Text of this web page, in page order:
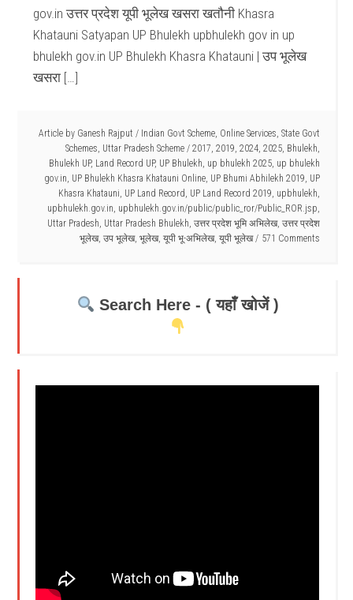
gov.in उत्तर प्रदेश यूपी भूलेख खसरा खतौनी Khasra
Khatauni Satyapan UP Bhulekh upbhulekh gov in up
bhulekh gov.in UP Bhulekh Khasra Khatauni | उप भूलेख
खसरा […]
Article by Ganesh Rajput / Indian Govt Scheme, Online Services, State Govt
Schemes, Uttar Pradesh Scheme / 2017, 2019, 2024, 2025, Bhulekh,
Bhulekh UP, Land Record UP, UP Bhulekh, up bhulekh 2025, up bhulekh
gov.in, UP Bhulekh Khasra Khatauni Online, UP Bhumi Abhilekh 2019, UP
Khasra Khatauni, UP Land Record, UP Land Record 2019, upbhulekh,
upbhulekh.gov.in, upbhulekh.gov.in/public/public_ror/Public_ROR.jsp,
Uttar Pradesh, Uttar Pradesh Bhulekh, उत्तर प्रदेश भूमि अभिलेख, उत्तर प्रदेश
भूलेख, उप भूलेख, भूलेख, यूपी भू-अभिलेख, यूपी भूलेख 571 Comments
Search Here - ( यहाँ खोजें )